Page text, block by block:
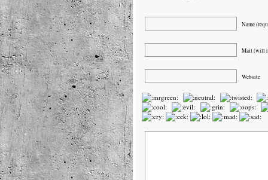
Name
Mail (will
Website